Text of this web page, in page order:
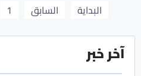
البداية السابق 1
آخر خبر